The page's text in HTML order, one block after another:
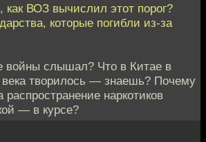
как ВОЗ вычислил этот порог?
которые погибли из-за
слышал? Что в Китае в
века творилось — знаешь? Почему
распространение наркотиков
— в курсе?